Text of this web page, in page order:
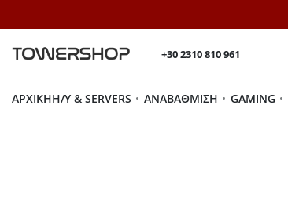
+30 2310 810 961
ΑΡΧΙΚΉH/Y & SERVERS ΑΝΑΒΆΘΜΙΣΗ GAMING